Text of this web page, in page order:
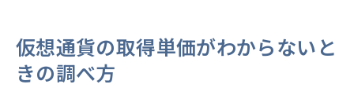
仮想通貨の取得単価がわからないと
きの調べ方